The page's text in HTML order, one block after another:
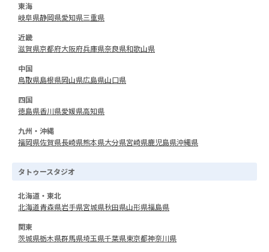
東海
岐阜県静岡県愛知県三重県
近畿
滋賀県京都府大阪府兵庫県奈良県和歌山県
中国
鳥取県島根県岡山県広島県山口県
四国
徳島県香川県愛媛県高知県
九州・沖縄
福岡県佐賀県長崎県熊本県大分県宮崎県鹿児島県沖縄県
タトゥースタジオ
北海道・東北
北海道青森県岩手県宮城県秋田県山形県福島県
関東
茨城県栃木県群馬県埼玉県千葉県東京都神奈川県